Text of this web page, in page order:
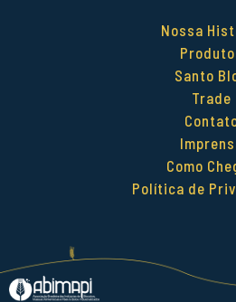
ABRIL 2014
Nossa
Santo
Trade
Como
Política de